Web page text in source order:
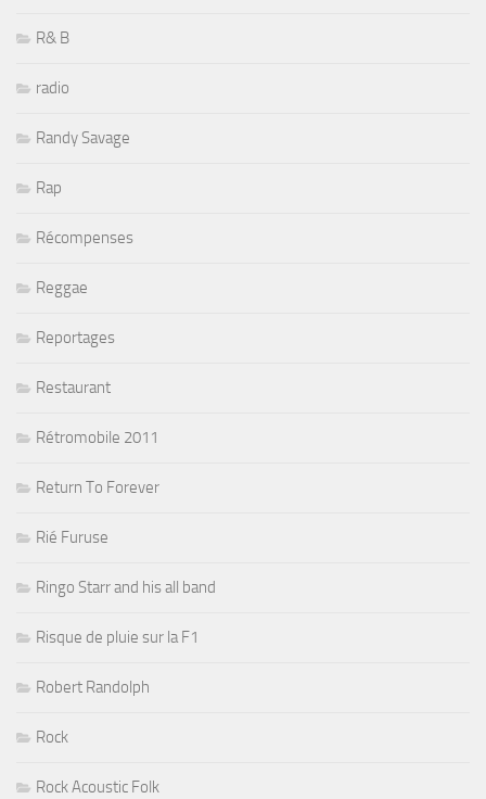
R& B
radio
Randy Savage
Rap
Récompenses
Reggae
Reportages
Restaurant
Rétromobile 2011
Return To Forever
Rié Furuse
Ringo Starr and his all band
Risque de pluie sur la F1
Robert Randolph
Rock
Rock Acoustic Folk